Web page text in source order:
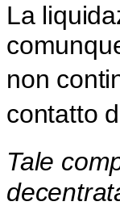
La
non
contatto
Tale